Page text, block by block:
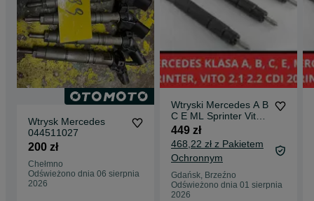
Wtrysk Mercedes
044511027
200 zł
Chełmno
Odświeżono dnia 06 sierpnia
2026
Wtryski Mercedes A B
C E ML Sprinter Vito
2.1, 2.2 CDI Delphi
2009-
449 zł
468,22 zł z Pakietem
Ochronnym
Gdańsk, Brzeźno
Odświeżono dnia 01 sierpnia
2026